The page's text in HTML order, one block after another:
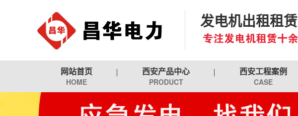
发电机出租租赁
网站首页
HOME
西安产品中心
PRODUCT
西安工程案例
CASE